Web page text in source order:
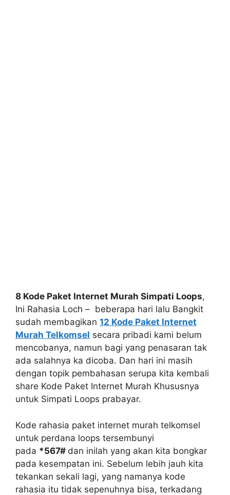
8 Kode Paket Internet Murah Simpati Loops,
Ini Rahasia Loch – beberapa hari lalu Bangkit
sudah membagikan 12 Kode Paket Internet
Murah Telkomsel secara pribadi kami belum
mencobanya, namun bagi yang penasaran tak
ada salahnya ka dicoba. Dan hari ini masih
dengan topik pembahasan serupa kita kembali
share Kode Paket Internet Murah Khususnya
untuk Simpati Loops prabayar.
Kode rahasia paket internet murah telkomsel
untuk perdana loops tersembunyi
pada *567# dan inilah yang akan kita bongkar
pada kesempatan ini. Sebelum lebih jauh kita
tekankan sekali lagi, yang namanya kode
rahasia itu tidak sepenuhnya bisa, terkadang